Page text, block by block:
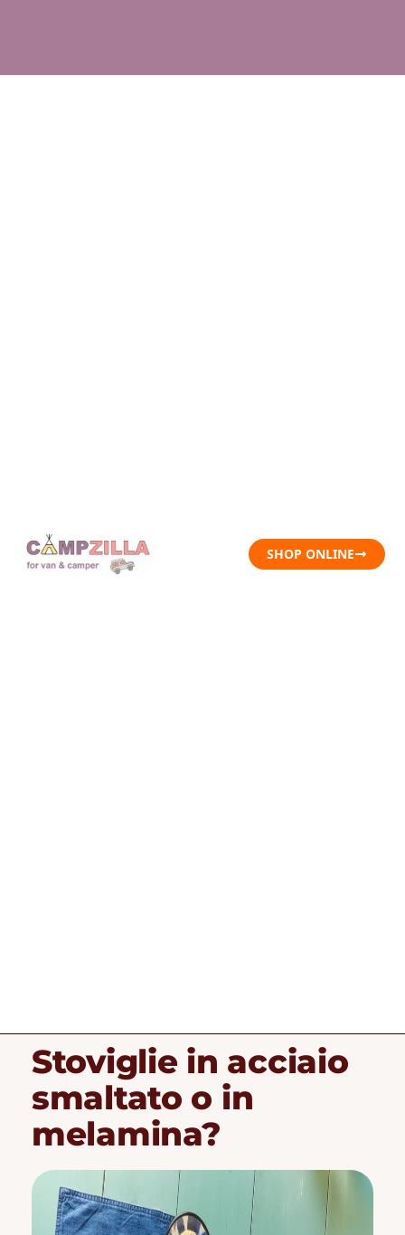
SHOP ONLINE
Stoviglie in acciaio
smaltato o in
melamina?